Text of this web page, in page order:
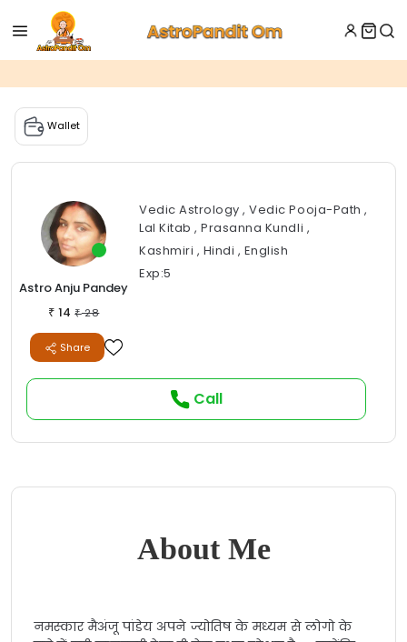
Wallet
Astro Anju Pandey
₹ 14 ₹28
Vedic Astrology , Vedic Pooja-Path ,
Lal Kitab , Prasanna Kundli ,
Kashmiri , Hindi , English
Exp:5
Share
Call
About Me
नमस्कार मैअंजू पांडेय अपने ज्योतिष के मध्यम से लोगो के